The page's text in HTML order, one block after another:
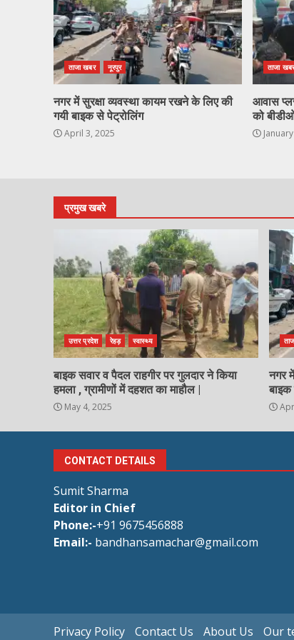
ताजा खबर नूरपुर
नगर में सुरक्षा व्यवस्था कायम रखने के लिए की
गयी बाइक से पेट्रोलिंग
April 3, 2025
ताजा खबर
आवास
को बीडीओ
प्रमुख खबरे
उत्तर प्रदेश रेहड़ स्वास्थ्य
बाइक सवार व पैदल राहगीर पर गुलदार ने किया
हमला , ग्रामीणों में दहशत का माहौल |
May 4, 2025
नगर
बाइक
CONTACT DETAILS
Sumit Sharma
Editor in Chief
Phone:-+91 9675456888
Email:- bandhansamachar@gmail.com
Privacy Policy Contact Us About Us Our